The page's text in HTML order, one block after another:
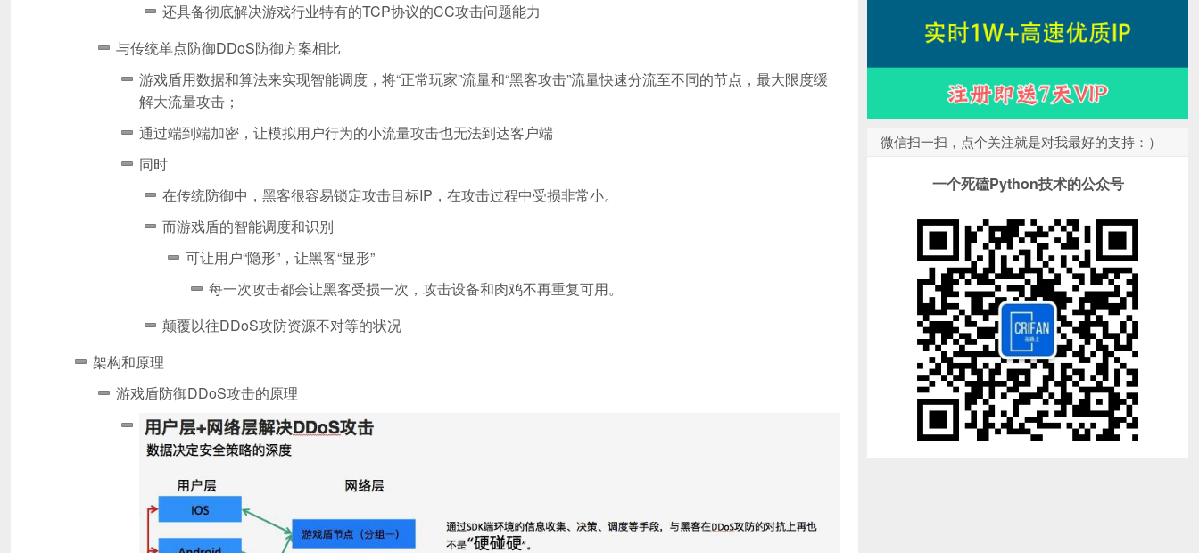
还具备彻底解决游戏行业特有的TCP协议的CC攻击问题能力
与传统单点防御DDoS防御方案相比
游戏盾用数据和算法来实现智能调度， 将“正常玩家”流量和“黑客攻击”流量快速分流至不同的节点， 最大限度缓
解大流量攻击；
通过端到端加密，让模拟用户行为的小流量攻击也无法到达客户端
同时
在传统防御中，黑客很容易锁定攻击目标IP，在攻击过程中受损非常小。
而游戏盾的智能调度和识别
可让用户“隐形”，让黑客“显形”
每一次攻击都会让黑客受损一次，攻击设备和肉鸡不再重复可用。
颠覆以往DDoS攻防资源不对等的状况
架构和原理
游戏盾防御DDoS攻击的原理
微信扫一扫，点个关注就是对我最好的支持：）
一个死磕Python技术的公众号